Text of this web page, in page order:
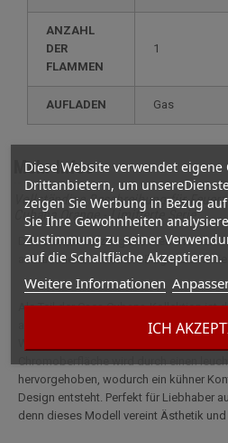
Diese Website verwendet eigene
Drittanbietern, um
zeigen Sie Werbung in Bezug
Sie Ihre Gewohnheiten
Zustimmung zu seiner
auf die Schaltfläche Akzeptieren.
Weitere Informationen
ICH
ANZAHL
DER
FLAMMEN
1
AUFLADEN gas
Mehr Infos
Vollständige Beschreibung für
Cubana Orange - Limitierte Serie
Das Sturmfeuerzeug Elie Bleu J15 Gun
auf raffinierte Weise die Eleganz und
Als Teil der Casa Cubana-Kollektion ist
an die warme Kultur Kubas mit
Chromoberfläche wird durch einen
hervorgehoben, wodurch ein kühner
Design entsteht. Perfekt für Liebhaber
denn dieses Modell vereint Ästhetik